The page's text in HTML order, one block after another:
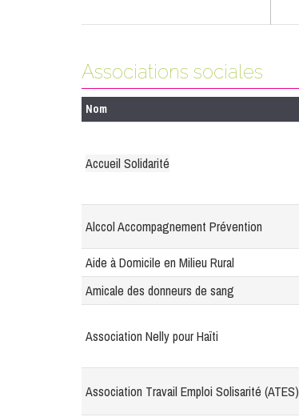
Associations sociales
Nom
Accueil Solidarité
Alccol Accompagnement Prévention
Aide à Domicile en Milieu Rural
Amicale des donneurs de sang
Association Nelly pour Haïti
Association Travail Emploi Solisarité (ATES)